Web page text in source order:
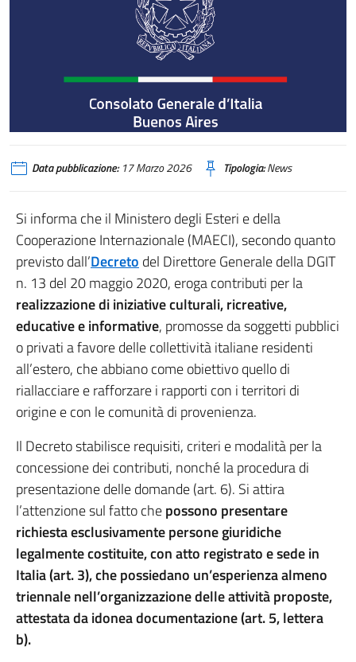
Data pubblicazione:17 Marzo 2026 Tipologia:News
Si informa che il Ministero degli Esteri e della
Cooperazione Internazionale (MAECI), secondo quanto
previsto dall’Decreto del Direttore Generale della DGIT
n. 13 del 20 maggio 2020, eroga contributi per la
realizzazione di iniziative culturali, ricreative,
educative e informative, promosse da soggetti pubblici
o privati a favore delle collettività italiane residenti
all’estero, che abbiano come obiettivo quello di
riallacciare e rafforzare i rapporti con i territori di
origine e con le comunità di provenienza.
Il Decreto stabilisce requisiti, criteri e modalità per la
concessione dei contributi, nonché la procedura di
presentazione delle domande (art. 6). Si attira
l’attenzione sul fatto chepossono presentare
richiesta esclusivamente persone giuridiche
legalmente costituite, con atto registrato e sede in
Italia (art. 3), che possiedano un’esperienza almeno
triennale nell’organizzazione delle attività proposte,
attestata da idonea documentazione (art. 5, lettera
b).